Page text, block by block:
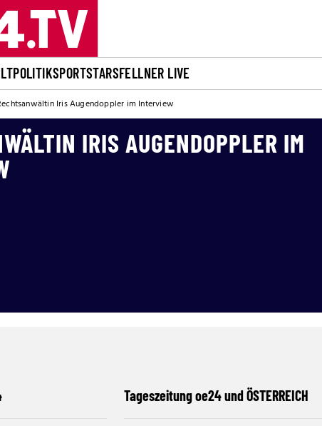
POLITIKSPORTSTARSFELLNER LIVE
Iris Augendoppler im Interview
IRIS AUGENDOPPLER IM
Tageszeitung oe24 und ÖSTERREICH